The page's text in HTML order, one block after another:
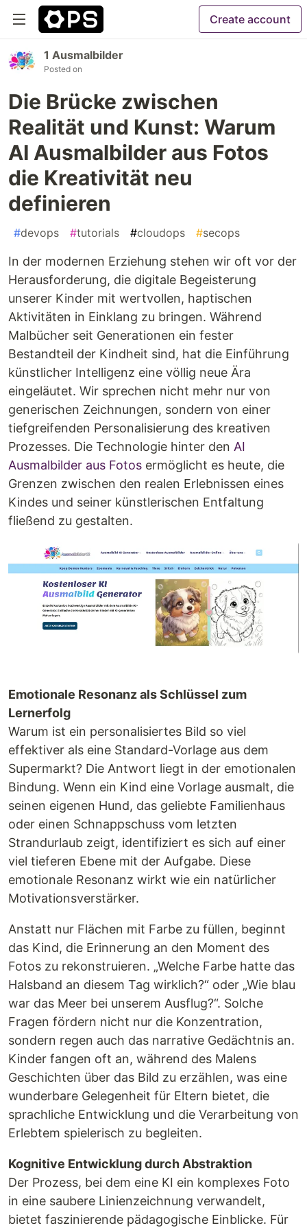
Create account
1 Ausmalbilder
Posted on
Die Brücke zwischen
Realität und Kunst: Warum
AI Ausmalbilder aus Fotos
die Kreativität neu
definieren
#devops #tutorials #cloudops #secops
In der modernen Erziehung stehen wir oft vor der
Herausforderung, die digitale Begeisterung
unserer Kinder mit wertvollen, haptischen
Aktivitäten in Einklang zu bringen. Während
Malbücher seit Generationen ein fester
Bestandteil der Kindheit sind, hat die Einführung
künstlicher Intelligenz eine völlig neue Ära
eingeläutet. Wir sprechen nicht mehr nur von
generischen Zeichnungen, sondern von einer
tiefgreifenden Personalisierung des kreativen
Prozesses. Die Technologie hinter den AI
Ausmalbilder aus Fotos ermöglicht es heute, die
Grenzen zwischen den realen Erlebnissen eines
Kindes und seiner künstlerischen Entfaltung
fließend zu gestalten.
Emotionale Resonanz als Schlüssel zum
Lernerfolg
Warum ist ein personalisiertes Bild so viel
effektiver als eine Standard-Vorlage aus dem
Supermarkt? Die Antwort liegt in der emotionalen
Bindung. Wenn ein Kind eine Vorlage ausmalt, die
seinen eigenen Hund, das geliebte Familienhaus
oder einen Schnappschuss vom letzten
Strandurlaub zeigt, identifiziert es sich auf einer
viel tieferen Ebene mit der Aufgabe. Diese
emotionale Resonanz wirkt wie ein natürlicher
Motivationsverstärker.
Anstatt nur Flächen mit Farbe zu füllen, beginnt
das Kind, die Erinnerung an den Moment des
Fotos zu rekonstruieren. „Welche Farbe hatte das
Halsband an diesem Tag wirklich?“ oder „Wie blau
war das Meer bei unserem Ausflug?“. Solche
Fragen fördern nicht nur die Konzentration,
sondern regen auch das narrative Gedächtnis an.
Kinder fangen oft an, während des Malens
Geschichten über das Bild zu erzählen, was eine
wunderbare Gelegenheit für Eltern bietet, die
sprachliche Entwicklung und die Verarbeitung von
Erlebtem spielerisch zu begleiten.
Kognitive Entwicklung durch Abstraktion
Der Prozess, bei dem eine KI ein komplexes Foto
in eine saubere Linienzeichnung verwandelt,
bietet faszinierende pädagogische Einblicke. Für